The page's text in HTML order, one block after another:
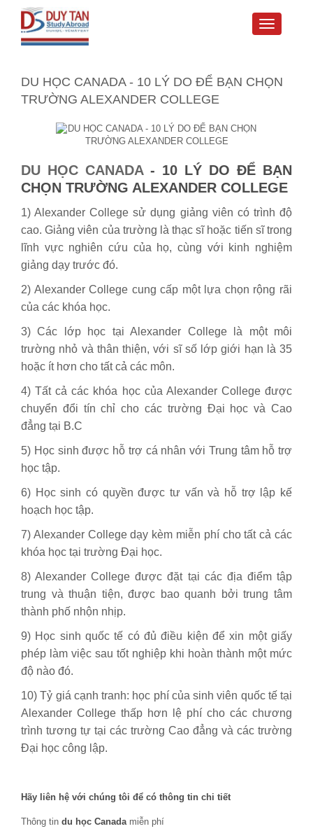
Toggle
DU HỌC CANADA - 10 LÝ DO ĐỂ BẠN CHỌN
TRƯỜNG ALEXANDER COLLEGE
DU HỌC CANADA- 10 LÝ DO ĐỂ BẠN
CHỌN TRƯỜNG ALEXANDER COLLEGE
1) Alexander College sử dụng giảng viên có trình độ
cao. Giảng viên của trường là thạc sĩ hoặc tiến sĩ trong
lĩnh vực nghiên cứu của họ, cùng với kinh nghiệm
giảng dạy trước đó.
2) Alexander College cung cấp một lựa chọn rộng rãi
của các khóa học.
3) Các lớp học tại Alexander College là một môi
trường nhỏ và thân thiện, với sĩ số lớp giới hạn là 35
hoặc ít hơn cho tất cả các môn.
4) Tất cả các khóa học của Alexander College được
chuyển đổi tín chỉ cho các trường Đại học và Cao
đẳng tại B.C
5) Học sinh được hỗ trợ cá nhân với Trung tâm hỗ trợ
học tập.
6) Học sinh có quyền được tư vấn và hỗ trợ lập kế
hoạch học tập.
7) Alexander College dạy kèm miễn phí cho tất cả các
khóa học tại trường Đại học.
8) Alexander College được đặt tại các địa điểm tập
trung và thuận tiện, được bao quanh bởi trung tâm
thành phố nhộn nhịp.
9) Học sinh quốc tế có đủ điều kiện để xin một giấy
phép làm việc sau tốt nghiệp khi hoàn thành một mức
độ nào đó.
10) Tỷ giá cạnh tranh: học phí của sinh viên quốc tế tại
Alexander College thấp hơn lệ phí cho các chương
trình tương tự tại các trường Cao đẳng và các trường
Đại học công lập.
Hãy liên hệ với chúng tôi để có thông tin chi tiết
Thông tin du học Canada miễn phí